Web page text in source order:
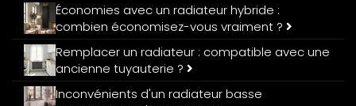
Économies avec un radiateur hybride :
combien économisez-vous vraiment ?
Remplacer un radiateur : compatible avec une
ancienne tuyauterie ?
Inconvénients d'un radiateur basse